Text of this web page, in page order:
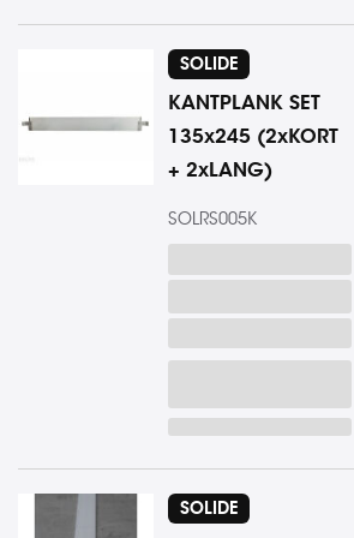
SOLIDE
KANTPLANK SET
135x245 (2xKORT
+ 2xLANG)
SOLRS005K
SOLIDE